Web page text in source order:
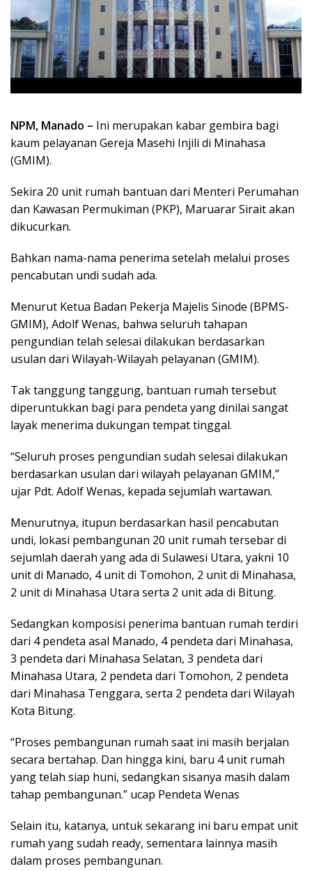
NPM, Manado – Ini merupakan kabar gembira bagi
kaum pelayanan Gereja Masehi Injili di Minahasa
(GMIM).
Sekira 20 unit rumah bantuan dari Menteri Perumahan
dan Kawasan Permukiman (PKP), Maruarar Sirait akan
dikucurkan.
Bahkan nama-nama penerima setelah melalui proses
pencabutan undi sudah ada.
Menurut Ketua Badan Pekerja Majelis Sinode (BPMS-
GMIM), Adolf Wenas, bahwa seluruh tahapan
pengundian telah selesai dilakukan berdasarkan
usulan dari Wilayah-Wilayah pelayanan (GMIM).
Tak tanggung tanggung, bantuan rumah tersebut
diperuntukkan bagi para pendeta yang dinilai sangat
layak menerima dukungan tempat tinggal.
“Seluruh proses pengundian sudah selesai dilakukan
berdasarkan usulan dari wilayah pelayanan GMIM,”
ujar Pdt. Adolf Wenas, kepada sejumlah wartawan.
Menurutnya, itupun berdasarkan hasil pencabutan
undi, lokasi pembangunan 20 unit rumah tersebar di
sejumlah daerah yang ada di Sulawesi Utara, yakni 10
unit di Manado, 4 unit di Tomohon, 2 unit di Minahasa,
2 unit di Minahasa Utara serta 2 unit ada di Bitung.
Sedangkan komposisi penerima bantuan rumah terdiri
dari 4 pendeta asal Manado, 4 pendeta dari Minahasa,
3 pendeta dari Minahasa Selatan, 3 pendeta dari
Minahasa Utara, 2 pendeta dari Tomohon, 2 pendeta
dari Minahasa Tenggara, serta 2 pendeta dari Wilayah
Kota Bitung.
“Proses pembangunan rumah saat ini masih berjalan
secara bertahap. Dan hingga kini, baru 4 unit rumah
yang telah siap huni, sedangkan sisanya masih dalam
tahap pembangunan.” ucap Pendeta Wenas
Selain itu, katanya, untuk sekarang ini baru empat unit
rumah yang sudah ready, sementara lainnya masih
dalam proses pembangunan.